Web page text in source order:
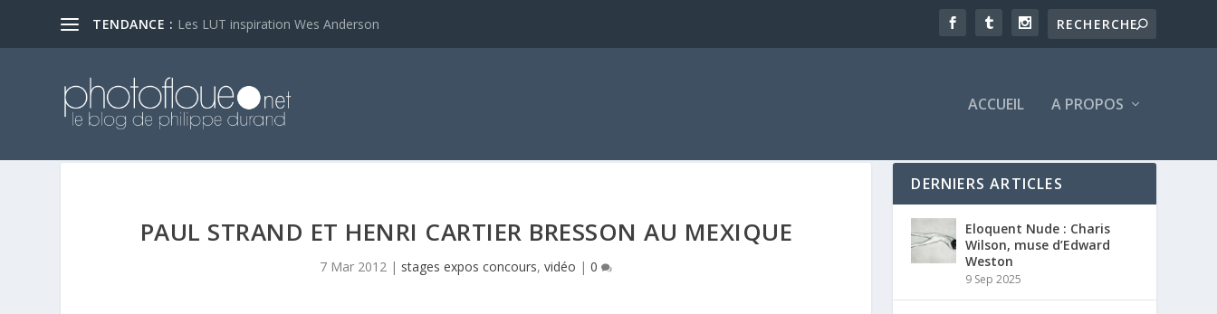
TENDANCE : Les LUT inspiration Wes Anderson
ACCUEIL A PROPOS
PAUL STRAND ET HENRI CARTIER BRESSON AU MEXIQUE
7 Mar 2012 | stages expos concours,vidéo |0
DERNIERS ARTICLES
Eloquent Nude : Charis
Wilson, muse d’Edward
Weston
9 Sep 2025